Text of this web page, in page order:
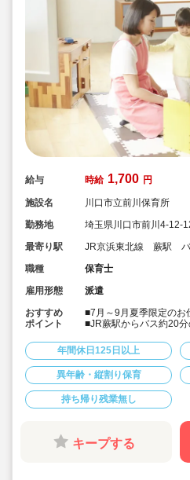
給与 時給 1,700 円
施設名
川口市立前川保育所
勤務地
埼玉県川口市前川4-12-
最寄り駅
JR京浜東北線 蕨駅
職種
保育士
雇用形態
派遣
おすすめ
ポイント
■7月～9月夏季限定のお
■JR蕨駅からバス約20分
■時給1,700円と好条件
■9時～16時なので、ワ
お仕事です！
■土日祝完全休み＆持ち
■子供たちと離れてしっ
★ライフワークバランス
■キララサポートはお
■まずはお気軽にご相談
年間休日125日以上
異年齢・縦割り保育
持ち帰り残業無し
キープする